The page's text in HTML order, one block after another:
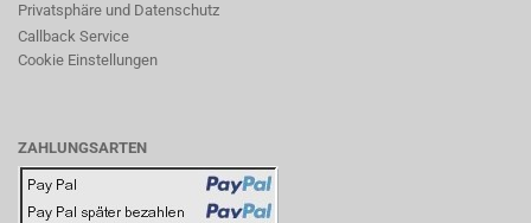
Privatsphäre und Datenschutz
Callback Service
Cookie Einstellungen
ZAHLUNGSARTEN